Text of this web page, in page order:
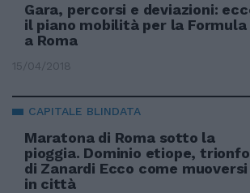
Gara, percorsi e deviazioni:
il piano mobilità per la Formula
a Roma
15/04/2018
CAPITALE BLINDATA
Maratona di Roma sotto la
pioggia. Dominio etiope, trionfo
di Zanardi Ecco come muoversi
in città